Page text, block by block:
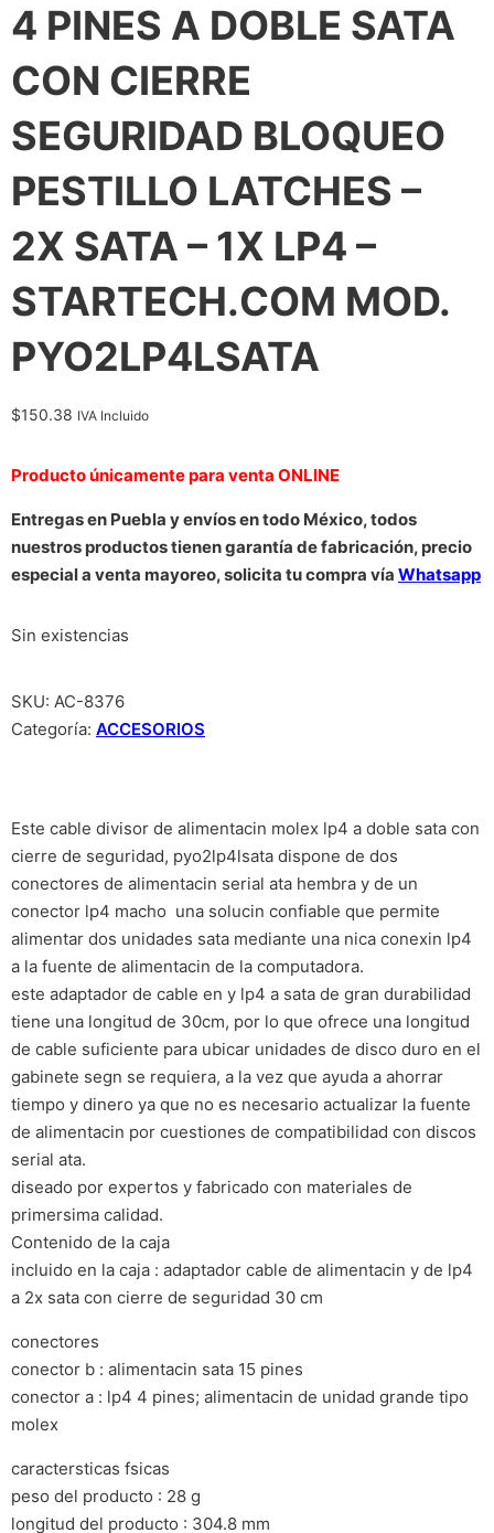
4 PINES A DOBLE SATA
CON CIERRE
SEGURIDAD BLOQUEO
PESTILLO LATCHES –
2X SATA – 1X LP4 –
STARTECH.COM MOD.
PYO2LP4LSATA
$150.38 IVA Incluido
Producto únicamente para venta ONLINE
Entregas en Puebla y envíos en todo México, todos
nuestros productos tienen garantía de fabricación, precio
especial a venta mayoreo, solicita tu compra vía Whatsapp
Sin existencias
SKU: AC-8376
Categoría: ACCESORIOS
Este cable divisor de alimentacin molex lp4 a doble sata con
cierre de seguridad, pyo2lp4lsata dispone de dos
conectores de alimentacin serial ata hembra y de un
conector lp4 macho  una solucin confiable que permite
alimentar dos unidades sata mediante una nica conexin lp4
a la fuente de alimentacin de la computadora.
este adaptador de cable en y lp4 a sata de gran durabilidad
tiene una longitud de 30cm, por lo que ofrece una longitud
de cable suficiente para ubicar unidades de disco duro en el
gabinete segn se requiera, a la vez que ayuda a ahorrar
tiempo y dinero ya que no es necesario actualizar la fuente
de alimentacin por cuestiones de compatibilidad con discos
serial ata.
diseado por expertos y fabricado con materiales de
primersima calidad.
Contenido de la caja
incluido en la caja : adaptador cable de alimentacin y de lp4
a 2x sata con cierre de seguridad 30 cm
conectores
conector b : alimentacin sata 15 pines
conector a : lp4 4 pines; alimentacin de unidad grande tipo
molex
caractersticas fsicas
peso del producto : 28 g
longitud del producto : 304.8 mm